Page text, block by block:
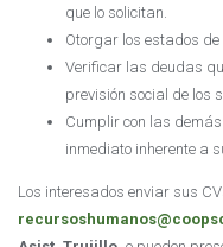
que lo solicitan.
Otorgar los estados
Verificar las deudas
previsión social de los
Cumplir con las
inmediato inherente a
Los interesados enviar sus